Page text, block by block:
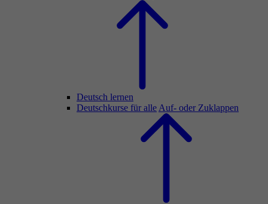
Deutsch lernen
Deutschkurse für alle Auf- oder Zuklappen